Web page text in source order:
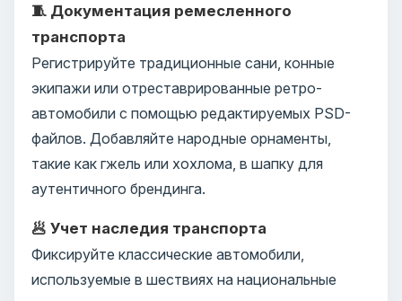
🧵 Документация ремесленного
транспорта
Регистрируйте традиционные сани, конные
экипажи или отреставрированные ретро-
автомобили с помощью редактируемых PSD-
файлов. Добавляйте народные орнаменты,
такие как гжель или хохлома, в шапку для
аутентичного брендинга.
🥟 Учет наследия транспорта
Фиксируйте классические автомобили,
используемые в шествиях на национальные